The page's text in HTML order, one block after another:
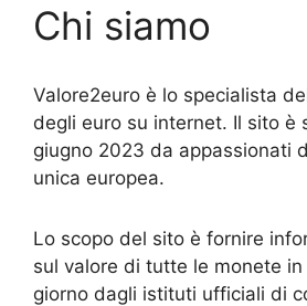
Chi siamo
Valore2euro è lo specialista
degli euro su internet. Il sito è
giugno 2023 da appassionati
unica europea.
Lo scopo del sito è fornire
sul valore di tutte le monete
giorno dagli istituti ufficiali di